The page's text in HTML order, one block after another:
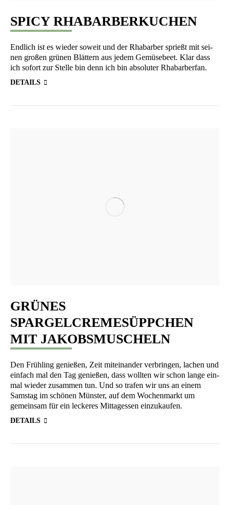
SPICY RHABARBERKUCHEN
End­lich ist es wie­der soweit und der Rha­bar­ber sprießt mit sei­
nen gro­ßen grü­nen Blät­tern aus jedem Gemü­se­beet. Klar dass
ich sofort zur Stel­le bin denn ich bin abso­lu­ter Rhabarberfan.
DETAILS
GRÜNES
SPARGELCREMESÜPPCHEN
MIT JAKOBSMUSCHELN
Den Früh­ling genie­ßen, Zeit mit­ein­an­der ver­brin­gen, lachen und
ein­fach mal den Tag genie­ßen, dass woll­ten wir schon lan­ge ein­
mal wie­der zusam­men tun. Und so tra­fen wir uns an einem
Sams­tag im schö­nen Müns­ter, auf dem Wochen­markt um
gemein­sam für ein lecke­res Mit­tag­essen einzukaufen.
DETAILS